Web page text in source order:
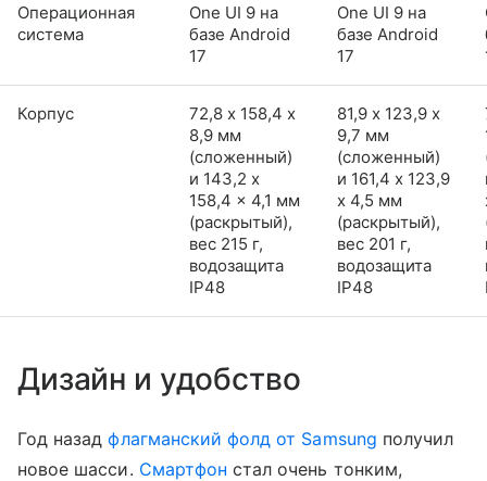
Операционная
система
One UI 9 на
базе Android
17
One UI 9 на
базе Android
17
Корпус
72,8 х 158,4 х
8,9 мм
(сложенный)
и 143,2 x
158,4 x 4,1 мм
(раскрытый),
вес 215 г,
водозащита
IP48
81,9 х 123,9 х
9,7 мм
(сложенный)
и 161,4 x 123,9
x 4,5 мм
(раскрытый),
вес 201 г,
водозащита
IP48
Дизайн и удобство
Год назадфлагманский фолд от Samsung получил
новое шасси. Смартфон стал очень тонким,